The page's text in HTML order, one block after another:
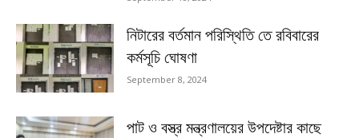
নিটারের বর্তমান পরিস্থিতি তে রবিবারের
কর্মসূচি ঘোষণা
September 8, 2024
পাট ও বস্ত্র মন্ত্রণালয়ের উপদেষ্টার কাছে